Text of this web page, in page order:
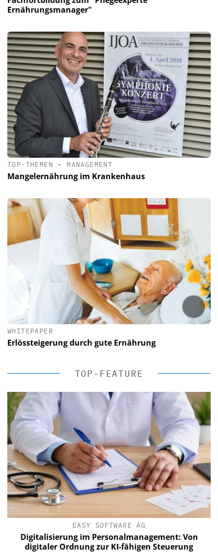
Ernährungsmanager"
TOP-THEMEN • MANAGEMENT
Mangelernährung im Krankenhaus
WHITEPAPER
Erlössteigerung durch gute Ernährung
TOP-FEATURE
EASY SOFTWARE AG
Digitalisierung im Personalmanagement: Von
digitaler Ordnung zur KI-fähigen Steuerung